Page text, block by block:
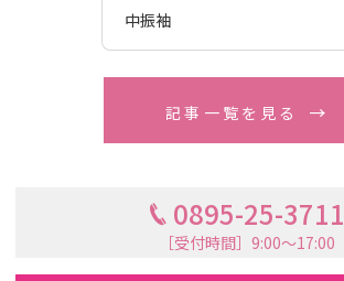
中振袖
記事一覧を見る
0895-25-3711
［受付時間］9:00〜17:00